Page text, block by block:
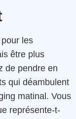
les
être plus
de pendre en
qui déambulent
matinal. Vous
représente-t-